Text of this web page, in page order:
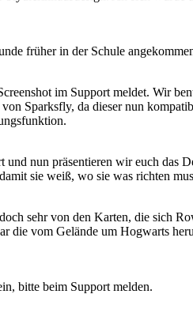
früher in der Schule
im Support meldet. Wir
Sparksfly, da dieser nun
nun präsentieren wir euch das
sie weiß, wo sie was richten
sehr von den Karten, die sich
die vom Gelände um Hogwarts
bitte beim Support melden.